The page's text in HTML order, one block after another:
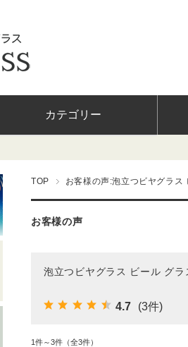
カテゴリー
贈る相手から選ぶ
価格から選ぶ
ワインボトル
ネームプレート
ペットグッズ
TOP お客様の声:泡立つビヤグラス
お客様の声
泡立つビヤグラス ビール グ
4.7 (3件)
1件～3件（全3件）